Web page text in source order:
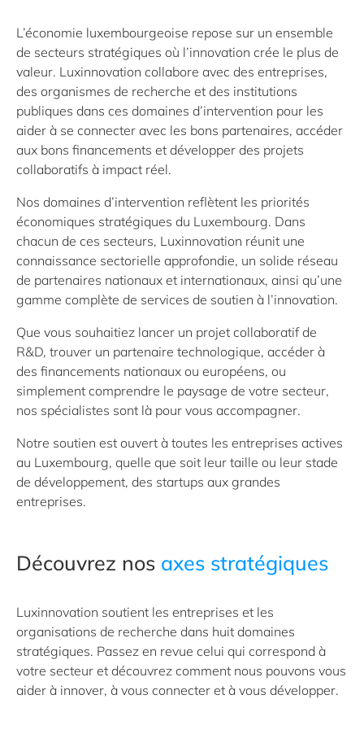
L’économie luxembourgeoise repose sur un ensemble
de secteurs stratégiques où l’innovation crée le plus de
valeur. Luxinnovation collabore avec des entreprises,
des organismes de recherche et des institutions
publiques dans ces domaines d’intervention pour les
aider à se connecter avec les bons partenaires, accéder
aux bons financements et développer des projets
collaboratifs à impact réel.
Nos domaines d’intervention reflètent les priorités
économiques stratégiques du Luxembourg. Dans
chacun de ces secteurs, Luxinnovation réunit une
connaissance sectorielle approfondie, un solide réseau
de partenaires nationaux et internationaux, ainsi qu’une
gamme complète de services de soutien à l’innovation.
Que vous souhaitiez lancer un projet collaboratif de
R&D, trouver un partenaire technologique, accéder à
des financements nationaux ou européens, ou
simplement comprendre le paysage de votre secteur,
nos spécialistes sont là pour vous accompagner.
Notre soutien est ouvert à toutes les entreprises actives
au Luxembourg, quelle que soit leur taille ou leur stade
de développement, des startups aux grandes
entreprises.
Découvrez nos axes stratégiques
Luxinnovation soutient les entreprises et les
organisations de recherche dans huit domaines
stratégiques. Passez en revue celui qui correspond à
votre secteur et découvrez comment nous pouvons vous
aider à innover, à vous connecter et à vous développer.